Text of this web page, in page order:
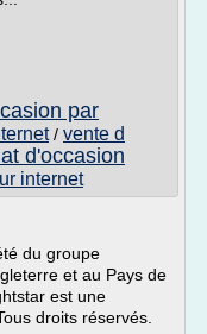
par
/ vente d
d'occasion
internet
du groupe
et au Pays de
est une
droits réservés.